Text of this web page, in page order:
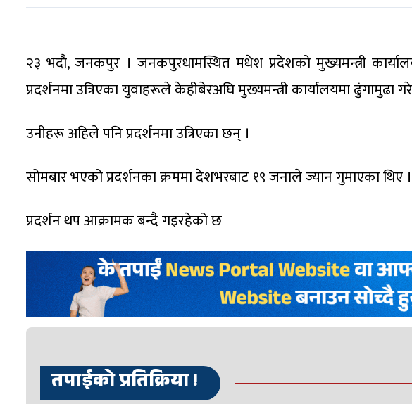
२३ भदौ, जनकपुर । जनकपुरधामस्थित मधेश प्रदेशको मुख्यमन्त्री
प्रदर्शनमा उत्रिएका युवाहरूले केहीबेरअघि मुख्यमन्त्री कार्यालयमा ढुंगामुढा
उनीहरू अहिले पनि प्रदर्शनमा उत्रिएका छन् ।
सोमबार भएको प्रदर्शनका क्रममा देशभरबाट १९ जनाले ज्यान गुमाएका
प्रदर्शन थप आक्रामक बन्दै गइरहेको छ
तपाईको प्रतिक्रिया !